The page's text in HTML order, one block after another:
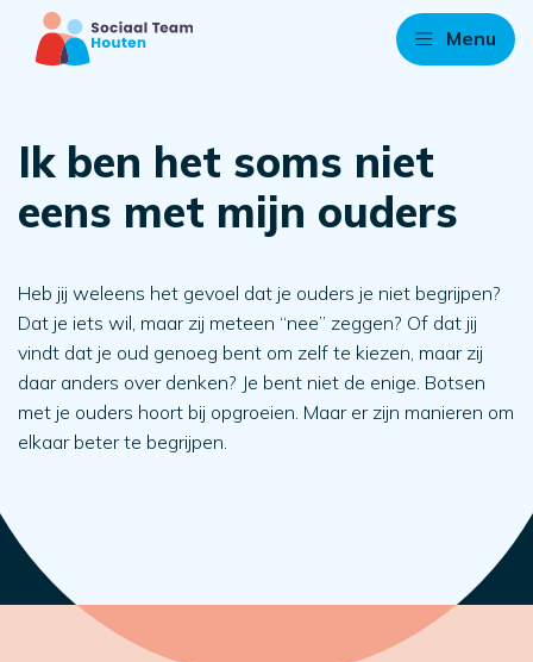
Menu
Ik ben het soms niet
eens met mijn ouders
Heb jij weleens het gevoel dat je ouders je niet begrijpen?
Dat je iets wil, maar zij meteen “nee” zeggen? Of dat jij
vindt dat je oud genoeg bent om zelf te kiezen, maar zij
daar anders over denken? Je bent niet de enige. Botsen
met je ouders hoort bij opgroeien. Maar er zijn manieren om
elkaar beter te begrijpen.